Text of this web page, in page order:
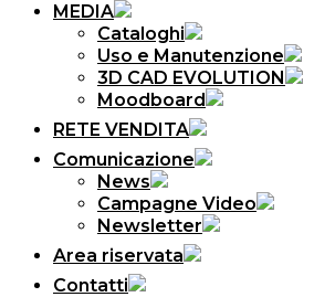
MEDIA
Cataloghi
Uso e Manutenzione
3D CAD EVOLUTION
Moodboard
RETE VENDITA
Comunicazione
News
Campagne Video
Newsletter
Area riservata
Contatti